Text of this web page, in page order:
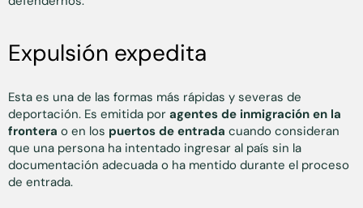
Expulsión expedita
Esta es una de las formas más rápidas y severas de
deportación. Es emitida por agentes de inmigración en la
frontera o en los puertos de entrada cuando consideran
que una persona ha intentado ingresar al país sin la
documentación adecuada o ha mentido durante el proceso
de entrada.